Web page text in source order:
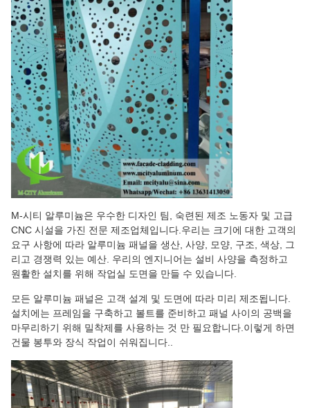
M-시티 알루미늄은 우수한 디자인 팀, 숙련된 제조 노동자 및 고급
CNC 시설을 가진 전문 제조업체입니다.우리는 크기에 대한 고객의
요구 사항에 따라 알루미늄 패널을 생산, 사양, 모양, 구조, 색상, 그
리고 경쟁력 있는 예산. 우리의 엔지니어는 설비 사양을 측정하고
원활한 설치를 위해 작업실 도면을 만들 수 있습니다.
모든 알루미늄 패널은 고객 설계 및 도면에 따라 미리 제조됩니다.
설치에는 프레임을 구축하고 볼트를 준비하고 패널 사이의 공백을
마무리하기 위해 밀착제를 사용하는 것 만 필요합니다.이렇게 하면
건물 봉투와 장식 작업이 쉬워집니다..